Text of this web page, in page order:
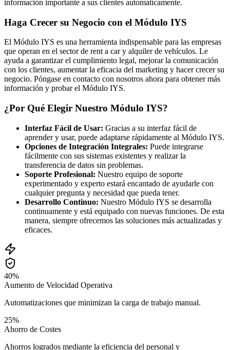
información importante a sus clientes automáticamente.
Haga Crecer su Negocio con el Módulo IYS
El Módulo IYS es una herramienta indispensable para las empresas
que operan en el sector de rent a car y alquiler de vehículos. Le
ayuda a garantizar el cumplimiento legal, mejorar la comunicación
con los clientes, aumentar la eficacia del marketing y hacer crecer su
negocio. Póngase en contacto con nosotros ahora para obtener más
información y probar el Módulo IYS.
¿Por Qué Elegir Nuestro Módulo IYS?
Interfaz Fácil de Usar: Gracias a su interfaz fácil de
aprender y usar, puede adaptarse rápidamente al Módulo IYS.
Opciones de Integración Integrales: Puede integrarse
fácilmente con sus sistemas existentes y realizar la
transferencia de datos sin problemas.
Soporte Profesional: Nuestro equipo de soporte
experimentado y experto estará encantado de ayudarle con
cualquier pregunta y necesidad que pueda tener.
Desarrollo Continuo: Nuestro Módulo IYS se desarrolla
continuamente y está equipado con nuevas funciones. De esta
manera, siempre ofrecemos las soluciones más actualizadas y
eficaces.
40%
Aumento de Velocidad Operativa
Automatizaciones que minimizan la carga de trabajo manual.
25%
Ahorro de Costes
Ahorros logrados mediante la eficiencia del personal y